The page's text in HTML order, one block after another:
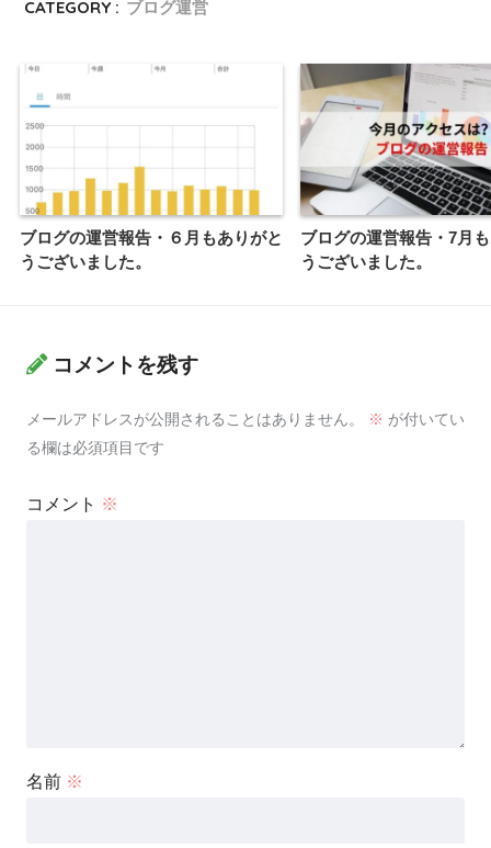
CATEGORY : ブログ運営
ブログの運営報告・６月もありがと
うございました。
ブログの運営報告・7月
うございました。
コメントを残す
メールアドレスが公開されることはありません。 ※ が付いてい
る欄は必須項目です
コメント ※
名前 ※